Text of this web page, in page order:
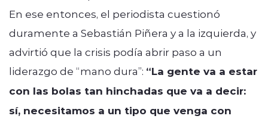
En ese entonces, el periodista cuestionó
duramente a Sebastián Piñera y a la izquierda, y
advirtió que la crisis podía abrir paso a un
liderazgo de “mano dura”: “La gente va a estar
con las bolas tan hinchadas que va a decir:
sí, necesitamos a un tipo que venga con